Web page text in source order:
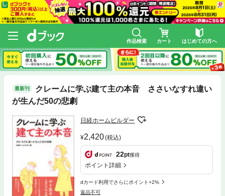
作品検索 カート はじめての方へ
最新刊
クレームに学ぶ建て主の本音 ささいなすれ違い
が生んだ50の悲劇
日経ホームビルダー
2,420(税込)
22pt獲得
ポイント詳細
dカード利用でさらにポイント+2%
返品不可